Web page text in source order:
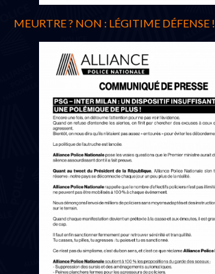
MEURTRE ? NON : LÉGITIME DÉFENSE !